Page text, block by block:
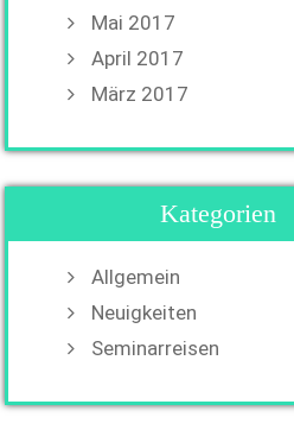
Mai 2017
April 2017
März 2017
Kategorien
Allgemein
Neuigkeiten
Seminarreisen